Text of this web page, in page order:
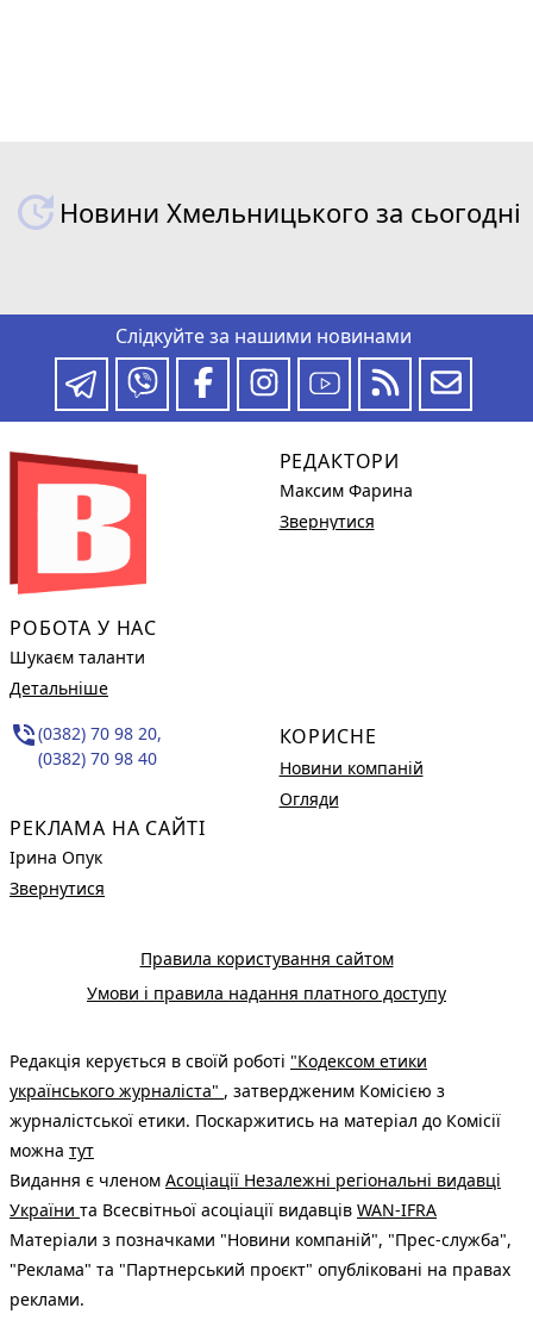
Новини Хмельницького за сьогодні
Слідкуйте за нашими новинами
РОБОТА У НАС
Шукаєм таланти
Детальніше
phone_in_talk(0382) 70 98 20,
(0382) 70 98 40
РЕКЛАМА НА САЙТІ
Ірина Опук
Звернутися
РЕДАКТОРИ
Максим Фарина
Звернутися
КОРИСНЕ
Новини компаній
Огляди
Правила користування сайтом
Умови і правила надання платного доступу
Редакція керується в своїй роботі "Кодексом етики
українського журналіста" , затвердженим Комісією з
журналістської етики. Поскаржитись на матеріал до Комісії
можна тут
Видання є членом Асоціації Незалежні регіональні видавці
України та Всесвітньої асоціації видавців WAN-IFRA
Матеріали з позначками "Новини компаній", "Прес-служба",
"Реклама" та "Партнерський проєкт" опубліковані на правах
реклами.